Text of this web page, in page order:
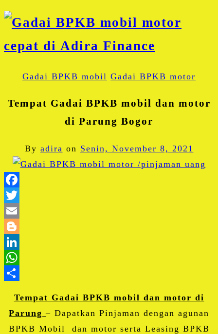
Gadai BPKB mobil Gadai BPKB motor
Tempat Gadai BPKB mobil dan motor
di Parung Bogor
By adira on Senin, November 8, 2021
Tempat Gadai BPKB mobil dan motor di
Parung– Dapatkan Pinjaman dengan agunan
BPKB Mobil dan motor serta Leasing BPKB